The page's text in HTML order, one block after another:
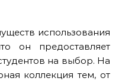
использования
он предоставляет
на выбор. На
коллекция тем, от